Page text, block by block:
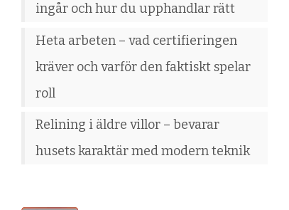
ingår och hur du upphandlar rätt
Heta arbeten – vad certifieringen
kräver och varför den faktiskt spelar
roll
Relining i äldre villor – bevarar
husets karaktär med modern teknik